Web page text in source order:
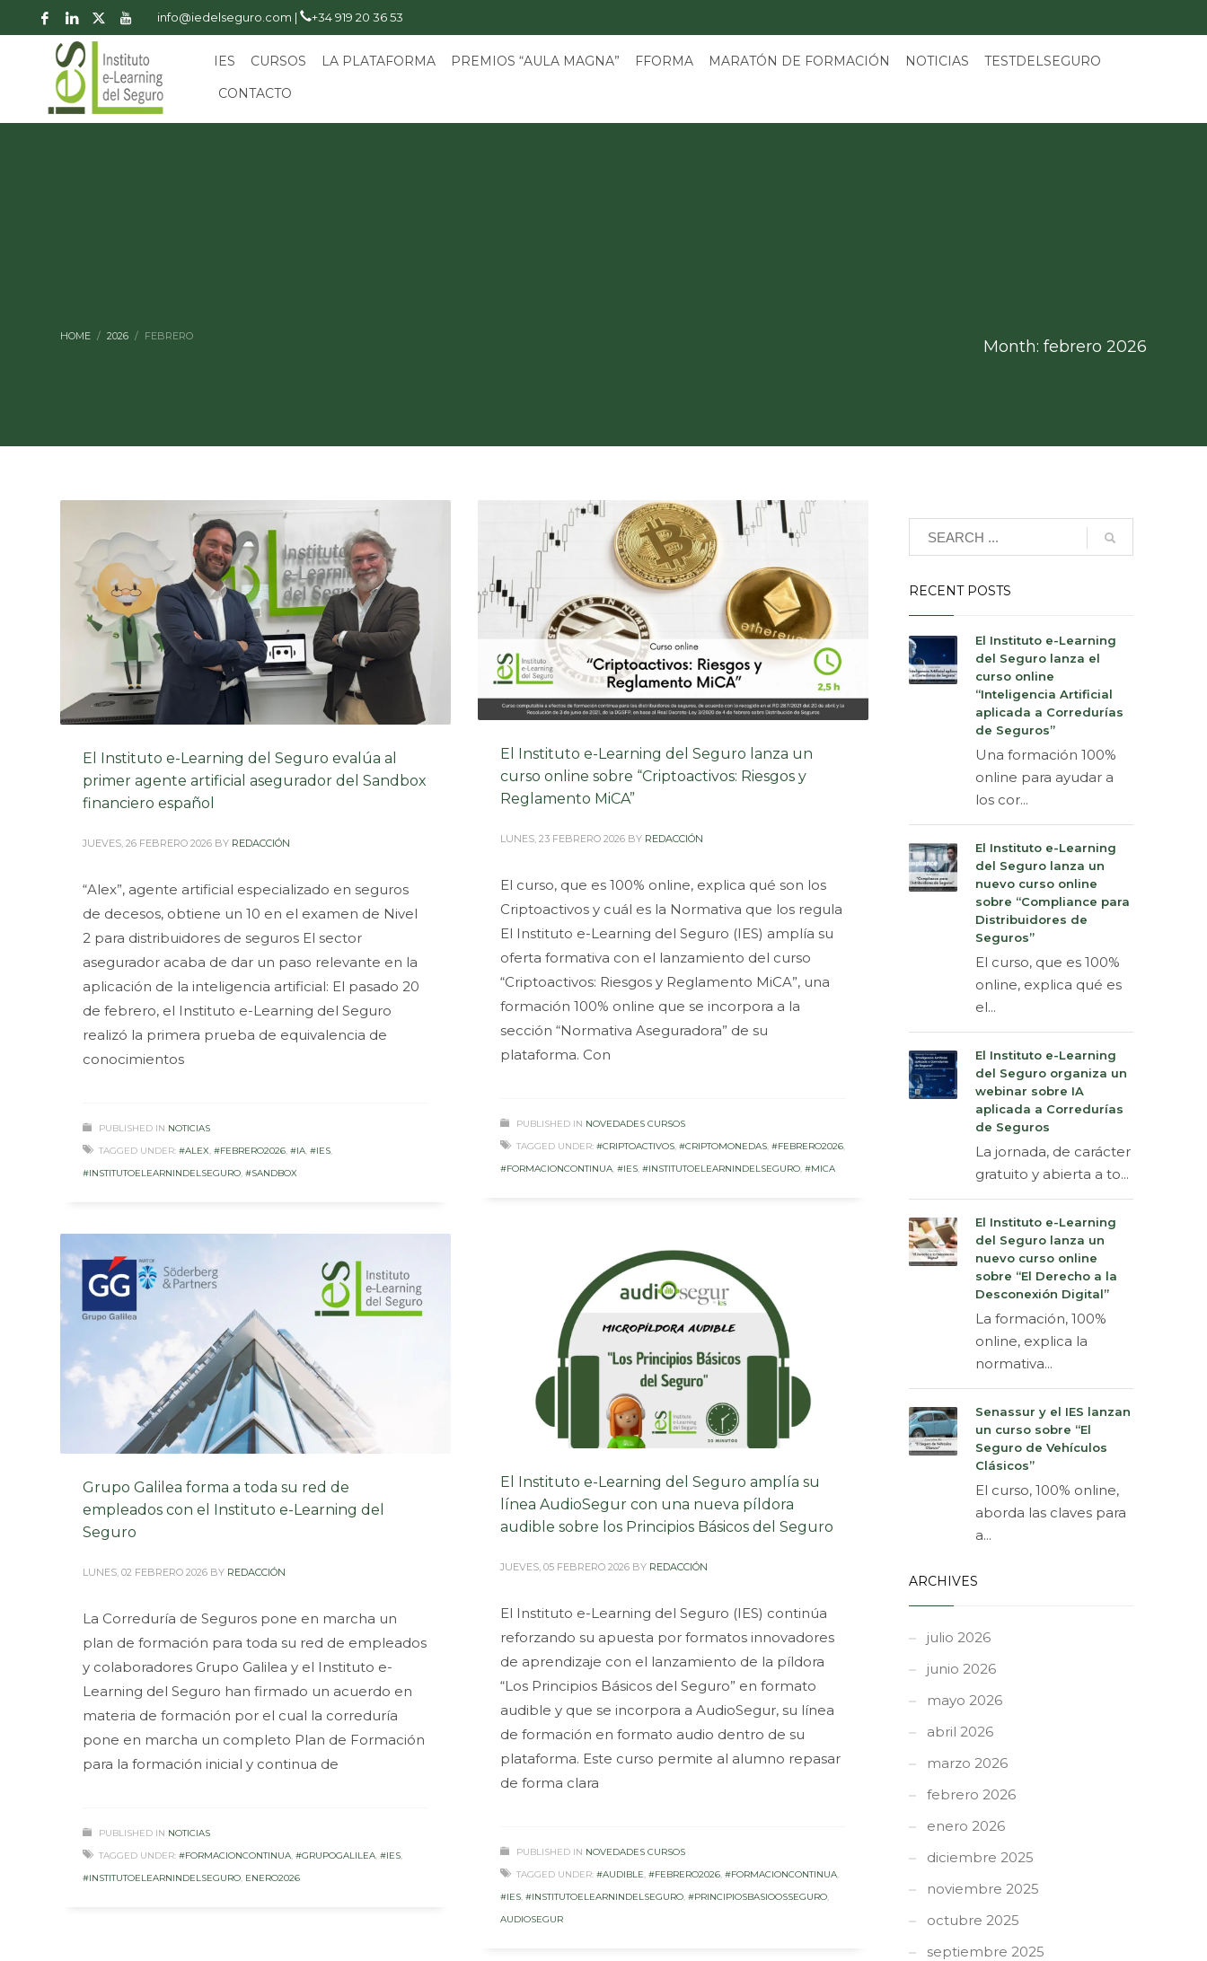
info@iedelseguro.com | +34 919 20 36 53
IES CURSOS LA PLATAFORMA PREMIOS “AULA MAGNA” FFORMA MARATÓN DE FORMACIÓN NOTICIAS
TESTDELSEGURO
CONTACTO
HOME 2026 FEBRERO
Month: febrero 2026
El Instituto e-Learning del Seguro evalúa al
primer agente artificial asegurador del Sandbox
financiero español
JUEVES, 26 FEBRERO 2026 BY REDACCIÓN
“Alex”, agente artificial especializado en seguros
de decesos, obtiene un 10 en el examen de Nivel
2 para distribuidores de seguros El sector
asegurador acaba de dar un paso relevante en la
aplicación de la inteligencia artificial: El pasado 20
de febrero, el Instituto e-Learning del Seguro
realizó la primera prueba de equivalencia de
conocimientos
PUBLISHED IN NOTICIAS
TAGGED UNDER: #ALEX, #FEBRERO2026, #IA, #IES,
#INSTITUTOELEARNINDELSEGURO, #SANDBOX
El Instituto e-Learning del Seguro lanza un
curso online sobre “Criptoactivos: Riesgos y
Reglamento MiCA”
LUNES, 23 FEBRERO 2026 BY REDACCIÓN
El curso, que es 100% online, explica qué son los
Criptoactivos y cuál es la Normativa que los regula
El Instituto e-Learning del Seguro (IES) amplía su
oferta formativa con el lanzamiento del curso
“Criptoactivos: Riesgos y Reglamento MiCA”, una
formación 100% online que se incorpora a la
sección “Normativa Aseguradora” de su
plataforma. Con
PUBLISHED IN NOVEDADES CURSOS
TAGGED UNDER: #CRIPTOACTIVOS, #CRIPTOMONEDAS, #FEBRERO2026,
#FORMACIONCONTINUA, #IES, #INSTITUTOELEARNINDELSEGURO, #MICA
El Instituto e-Learning del Seguro amplía su
línea AudioSegur con una nueva píldora
audible sobre los Principios Básicos del Seguro
JUEVES, 05 FEBRERO 2026 BY REDACCIÓN
El Instituto e-Learning del Seguro (IES) continúa
reforzando su apuesta por formatos innovadores
de aprendizaje con el lanzamiento de la píldora
“Los Principios Básicos del Seguro” en formato
audible y que se incorpora a AudioSegur, su línea
de formación en formato audio dentro de su
plataforma. Este curso permite al alumno repasar
de forma clara
PUBLISHED IN NOVEDADES CURSOS
TAGGED UNDER: #AUDIBLE, #FEBRERO2026, #FORMACIONCONTINUA,
#IES, #INSTITUTOELEARNINDELSEGURO, #PRINCIPIOSBASIOOSSEGURO,
AUDIOSEGUR
Grupo Galilea forma a toda su red de
empleados con el Instituto e-Learning del
Seguro
LUNES, 02 FEBRERO 2026 BY REDACCIÓN
La Correduría de Seguros pone en marcha un
plan de formación para toda su red de empleados
y colaboradores Grupo Galilea y el Instituto e-
Learning del Seguro han firmado un acuerdo en
materia de formación por el cual la correduría
pone en marcha un completo Plan de Formación
para la formación inicial y continua de
PUBLISHED IN NOTICIAS
TAGGED UNDER: #FORMACIONCONTINUA, #GRUPOGALILEA, #IES,
#INSTITUTOELEARNINDELSEGURO, ENERO2026
RECENT POSTS
El Instituto e-Learning
del Seguro lanza el
curso online
“Inteligencia Artificial
aplicada a Corredurías
de Seguros”
Una formación 100%
online para ayudar a
los cor...
El Instituto e-Learning
del Seguro lanza un
nuevo curso online
sobre “Compliance para
Distribuidores de
Seguros”
El curso, que es 100%
online, explica qué es
el...
El Instituto e-Learning
del Seguro organiza un
webinar sobre IA
aplicada a Corredurías
de Seguros
La jornada, de carácter
gratuito y abierta a to...
El Instituto e-Learning
del Seguro lanza un
nuevo curso online
sobre “El Derecho a la
Desconexión Digital”
La formación, 100%
online, explica la
normativa...
Senassur y el IES lanzan
un curso sobre “El
Seguro de Vehículos
Clásicos”
El curso, 100% online,
aborda las claves para
a...
ARCHIVES
julio 2026
junio 2026
mayo 2026
abril 2026
marzo 2026
febrero 2026
enero 2026
diciembre 2025
noviembre 2025
octubre 2025
septiembre 2025